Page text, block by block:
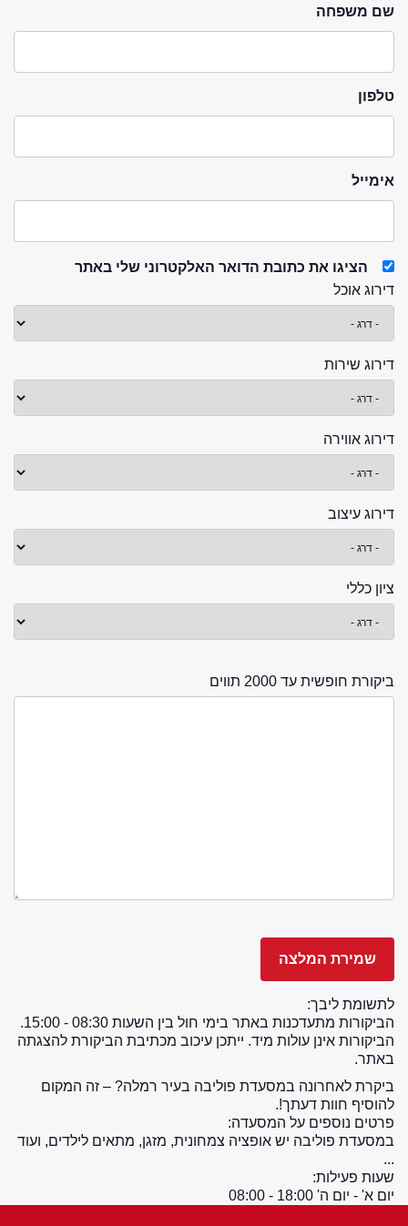
שם משפחה
טלפון
אימייל
הציגו את כתובת הדואר האלקטרוני שלי באתר
דירוג אוכל
דירוג שירות
דירוג אווירה
דירוג עיצוב
ציון כללי
ביקורת חופשית עד 2000 תווים
לתשומת ליבך:
הביקורות מתעדכנות באתר בימי חול בין השעות 08:30 - 15:00.
הביקורות אינן עולות מיד. ייתכן עיכוב מכתיבת הביקורת להצגתה
באתר.
ביקרת לאחרונה במסעדת פוליבה בעיר רמלה? – זה המקום
להוסיף חוות דעתך!.
פרטים נוספים על המסעדה:
במסעדת פוליבה יש אופציה צמחונית, מזגן, מתאים לילדים, ועוד
...
שעות פעילות:
יום א' - יום ה' 18:00 - 08:00